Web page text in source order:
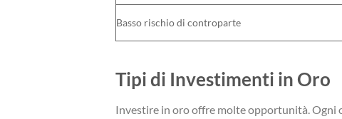
Basso rischio di controparte
Tipi di Investimenti in Oro
Investire in oro offre molte opportunità. Ogni